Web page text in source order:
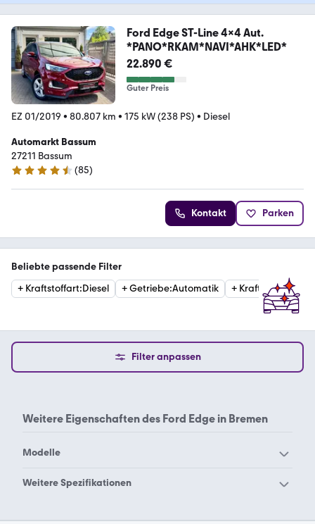
Ford Edge ST-Line 4x4 Aut.
*PANO*RKAM*NAVI*AHK*LED*
22.890 €
Guter Preis
EZ 01/2019 • 80.807 km • 175 kW (238 PS) • Diesel
Automarkt Bassum
27211 Bassum
4.7 Sterne
(85)
Kontakt Parken
Beliebte passende Filter
+ Kraftstoffart:Diesel +Getriebe:Automatik + Kraftstoffart:
Filter anpassen
Weitere Eigenschaften des Ford Edge in Bremen
Modelle
Ford Aerostar
Weitere Spezifikationen